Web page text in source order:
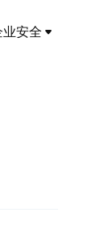
业安全